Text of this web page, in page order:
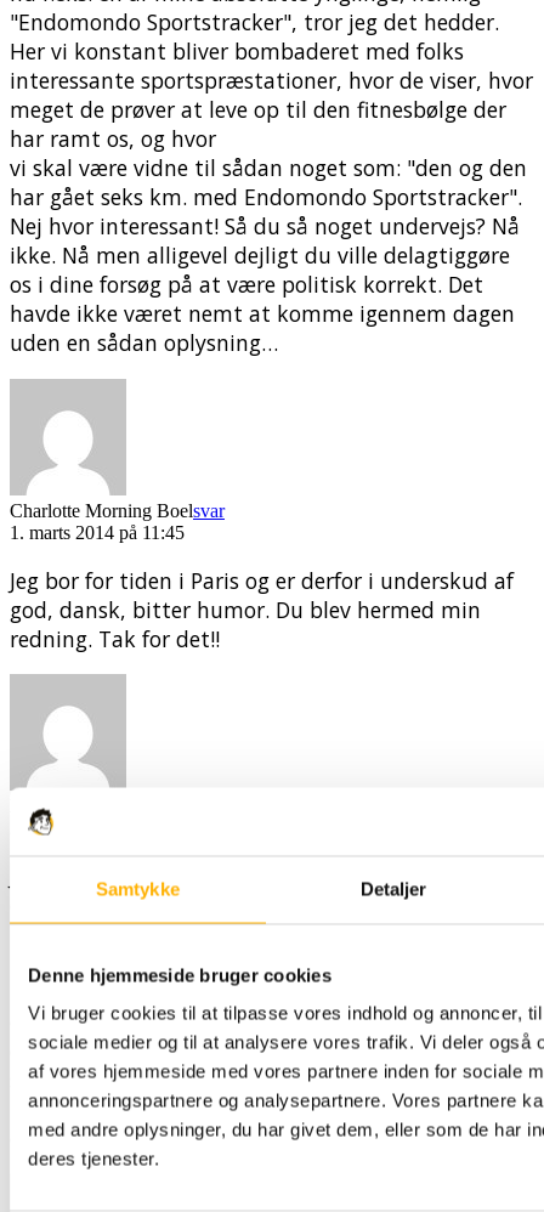
Samtykke Detaljer
Denne hjemmeside bruger cookies
Vi bruger cookies til at tilpasse vores indhold og annoncer,
sociale medier og til at analysere vores trafik. Vi deler også
af vores hjemmeside med vores partnere inden for sociale
annonceringspartnere og analysepartnere. Vores partnere
med andre oplysninger, du har givet dem, eller som de har
deres tjenester.
"Endomondo Sportstracker", tror jeg det hedder.
Her vi konstant bliver bombaderet med folks
interessante sportspræstationer, hvor de viser, hvor
meget de prøver at leve op til den fitnesbølge der
har ramt os, og hvor
vi skal være vidne til sådan noget som: "den og den
har gået seks km. med Endomondo Sportstracker".
Nej hvor interessant! Så du så noget undervejs? Nå
ikke. Nå men alligevel dejligt du ville delagtiggøre
os i dine forsøg på at være politisk korrekt. Det
havde ikke været nemt at komme igennem dagen
uden en sådan oplysning…
Charlotte Morning Boelsvar
1. marts 2014 på 11:45
Jeg bor for tiden i Paris og er derfor i underskud af
god, dansk, bitter humor. Du blev hermed min
redning. Tak for det!!
B-mennesket
28. februar 2014 på 15:50
Jeg synes eddermanme det er irriterende, når et
eller andet tøse barn, sætter et eller andet
trutmunds billede op af sig selv og halvdelen af
Dansemark, så skriver "smukke" hvor er du smuk og
lækker" hvad enten kvindemmensket er grim som
en østers eller bare ganske almindelig sød, Det er
da skide falsk og der altså langt imellem virkelig
smukke mennesker, især når de laver trutmund.
Folk kan sgu da bare skrive, dejligt billede af dig
eller pæn bluse eller noget…